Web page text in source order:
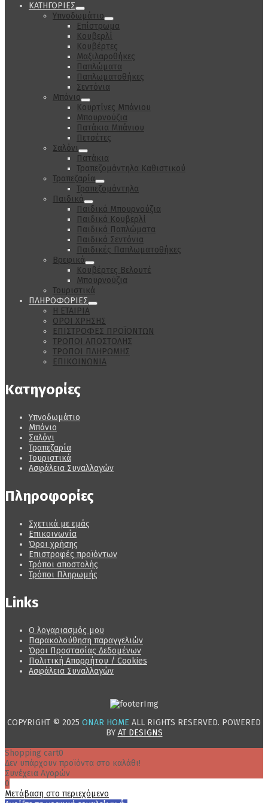
ΚΑΤΗΓΟΡΙΕΣ
Υπνοδωμάτιο
Επίστρωμα
Κουβερλί
Κουβέρτες
Μαξιλαροθήκες
Παπλώματα
Παπλωματοθήκες
Σεντόνια
Μπάνιο
Κουρτίνες Μπάνιου
Μπουρνούζια
Πατάκια Μπάνιου
Πετσέτες
Σαλόνι
Πατάκια
Τραπεζομάντηλα Καθιστικού
Τραπεζαρία
Τραπεζομάντηλα
Παιδικά
Παιδικά Μπουρνούζια
Παιδικά Κουβερλί
Παιδικά Παπλώματα
Παιδικά Σεντόνια
Παιδικές Παπλωματοθήκες
Βρεφικά
Κουβέρτες Βελουτέ
Μπουρνούζια
Τουριστικά
ΠΛΗΡΟΦΟΡΙΕΣ
Η ΕΤΑΙΡΙΑ
ΟΡΟΙ ΧΡΗΣΗΣ
ΕΠΙΣΤΡΟΦΕΣ ΠΡΟΪΟΝΤΩΝ
ΤΡΟΠΟΙ ΑΠΟΣΤΟΛΗΣ
ΤΡΟΠΟΙ ΠΛΗΡΩΜΗΣ
ΕΠΙΚΟΙΝΩΝΙΑ
Κατηγορίες
Υπνοδωμάτιο
Μπάνιο
Σαλόνι
Τραπεζαρία
Τουριστικά
Ασφάλεια Συναλλαγών
Πληροφορίες
Σχετικά με εμάς
Επικοινωνία
Όροι χρήσης
Επιστροφές προϊόντων
Τρόποι αποστολής
Τρόποι Πληρωμής
Links
Ο λογαριασμός μου
Παρακολούθηση παραγγελιών
Όροι Προστασίας Δεδομένων
Πολιτική Απορρήτου / Cookies
Ασφάλεια Συναλλαγών
COPYRIGHT © 2025 ONAR HOME ALL RIGHTS RESERVED. POWERED
BY AT DESIGNS
Shopping cart0
Δεν υπάρχουν προϊόντα στο καλάθι!
Συνέχεια Αγορών
0
Μετάβαση στο περιεχόμενο